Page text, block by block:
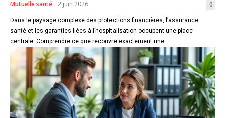
Mutuelle santé 2 juin 2026 0
Dans le paysage complexe des protections financières, l’assurance
santé et les garanties liées à l’hospitalisation occupent une place
centrale. Comprendre ce que recouvre exactement une...